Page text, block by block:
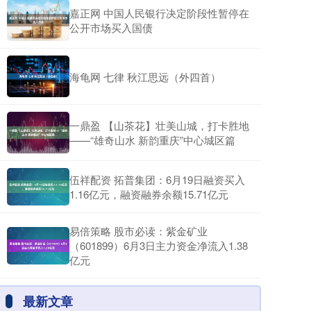
嘉正网 中国人民银行决定阶段性暂停在
公开市场买入国债
海龟网 七律 秋江思远（外四首）
一鼎盈 【山茶花】壮美山城，打卡胜地
——“雄奇山水 新韵重庆”中心城区篇
伍祥配资 拓普集团：6月19日融资买入
1.16亿元，融资融券余额15.71亿元
易倍策略 股市必读：紫金矿业
（601899）6月3日主力资金净流入1.38
亿元
最新文章